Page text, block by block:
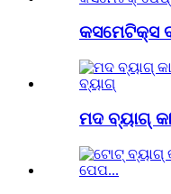
କସମେଟିକ୍ସ
ମଦ ବ୍ୟାଗ୍